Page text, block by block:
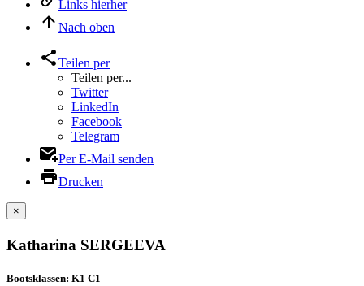
Links hierher
Nach oben
Teilen per
Teilen per...
Twitter
LinkedIn
Facebook
Telegram
Per E-Mail senden
Drucken
×
Katharina SERGEEVA
Bootsklassen: K1 C1